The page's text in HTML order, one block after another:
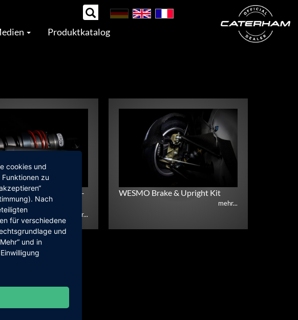
Produktkatalog
"Racing pro 3-
mehr...
WESMO Brake & Upright Kit
mehr...
cookies und
zu
Nach
für verschiedene
und
und in